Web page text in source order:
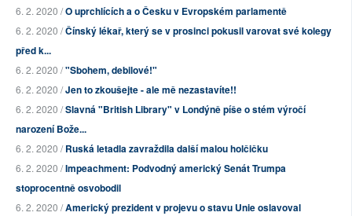
6. 2. 2020 /O uprchlících a o Česku v Evropském parlamentě
6. 2. 2020 /Čínský lékař, který se v prosinci pokusil varovat své kolegy
před k...
6. 2. 2020 /"Sbohem, debilové!"
6. 2. 2020 /Jen to zkoušejte - ale mě nezastavíte!!
6. 2. 2020 /Slavná "British Library" v Londýně píše o stém výročí
narození Bože...
6. 2. 2020 /Ruská letadla zavraždila další malou holčičku
6. 2. 2020 /Impeachment: Podvodný americký Senát Trumpa
stoprocentně osvobodil
6. 2. 2020 /Americký prezident v projevu o stavu Unie oslavoval